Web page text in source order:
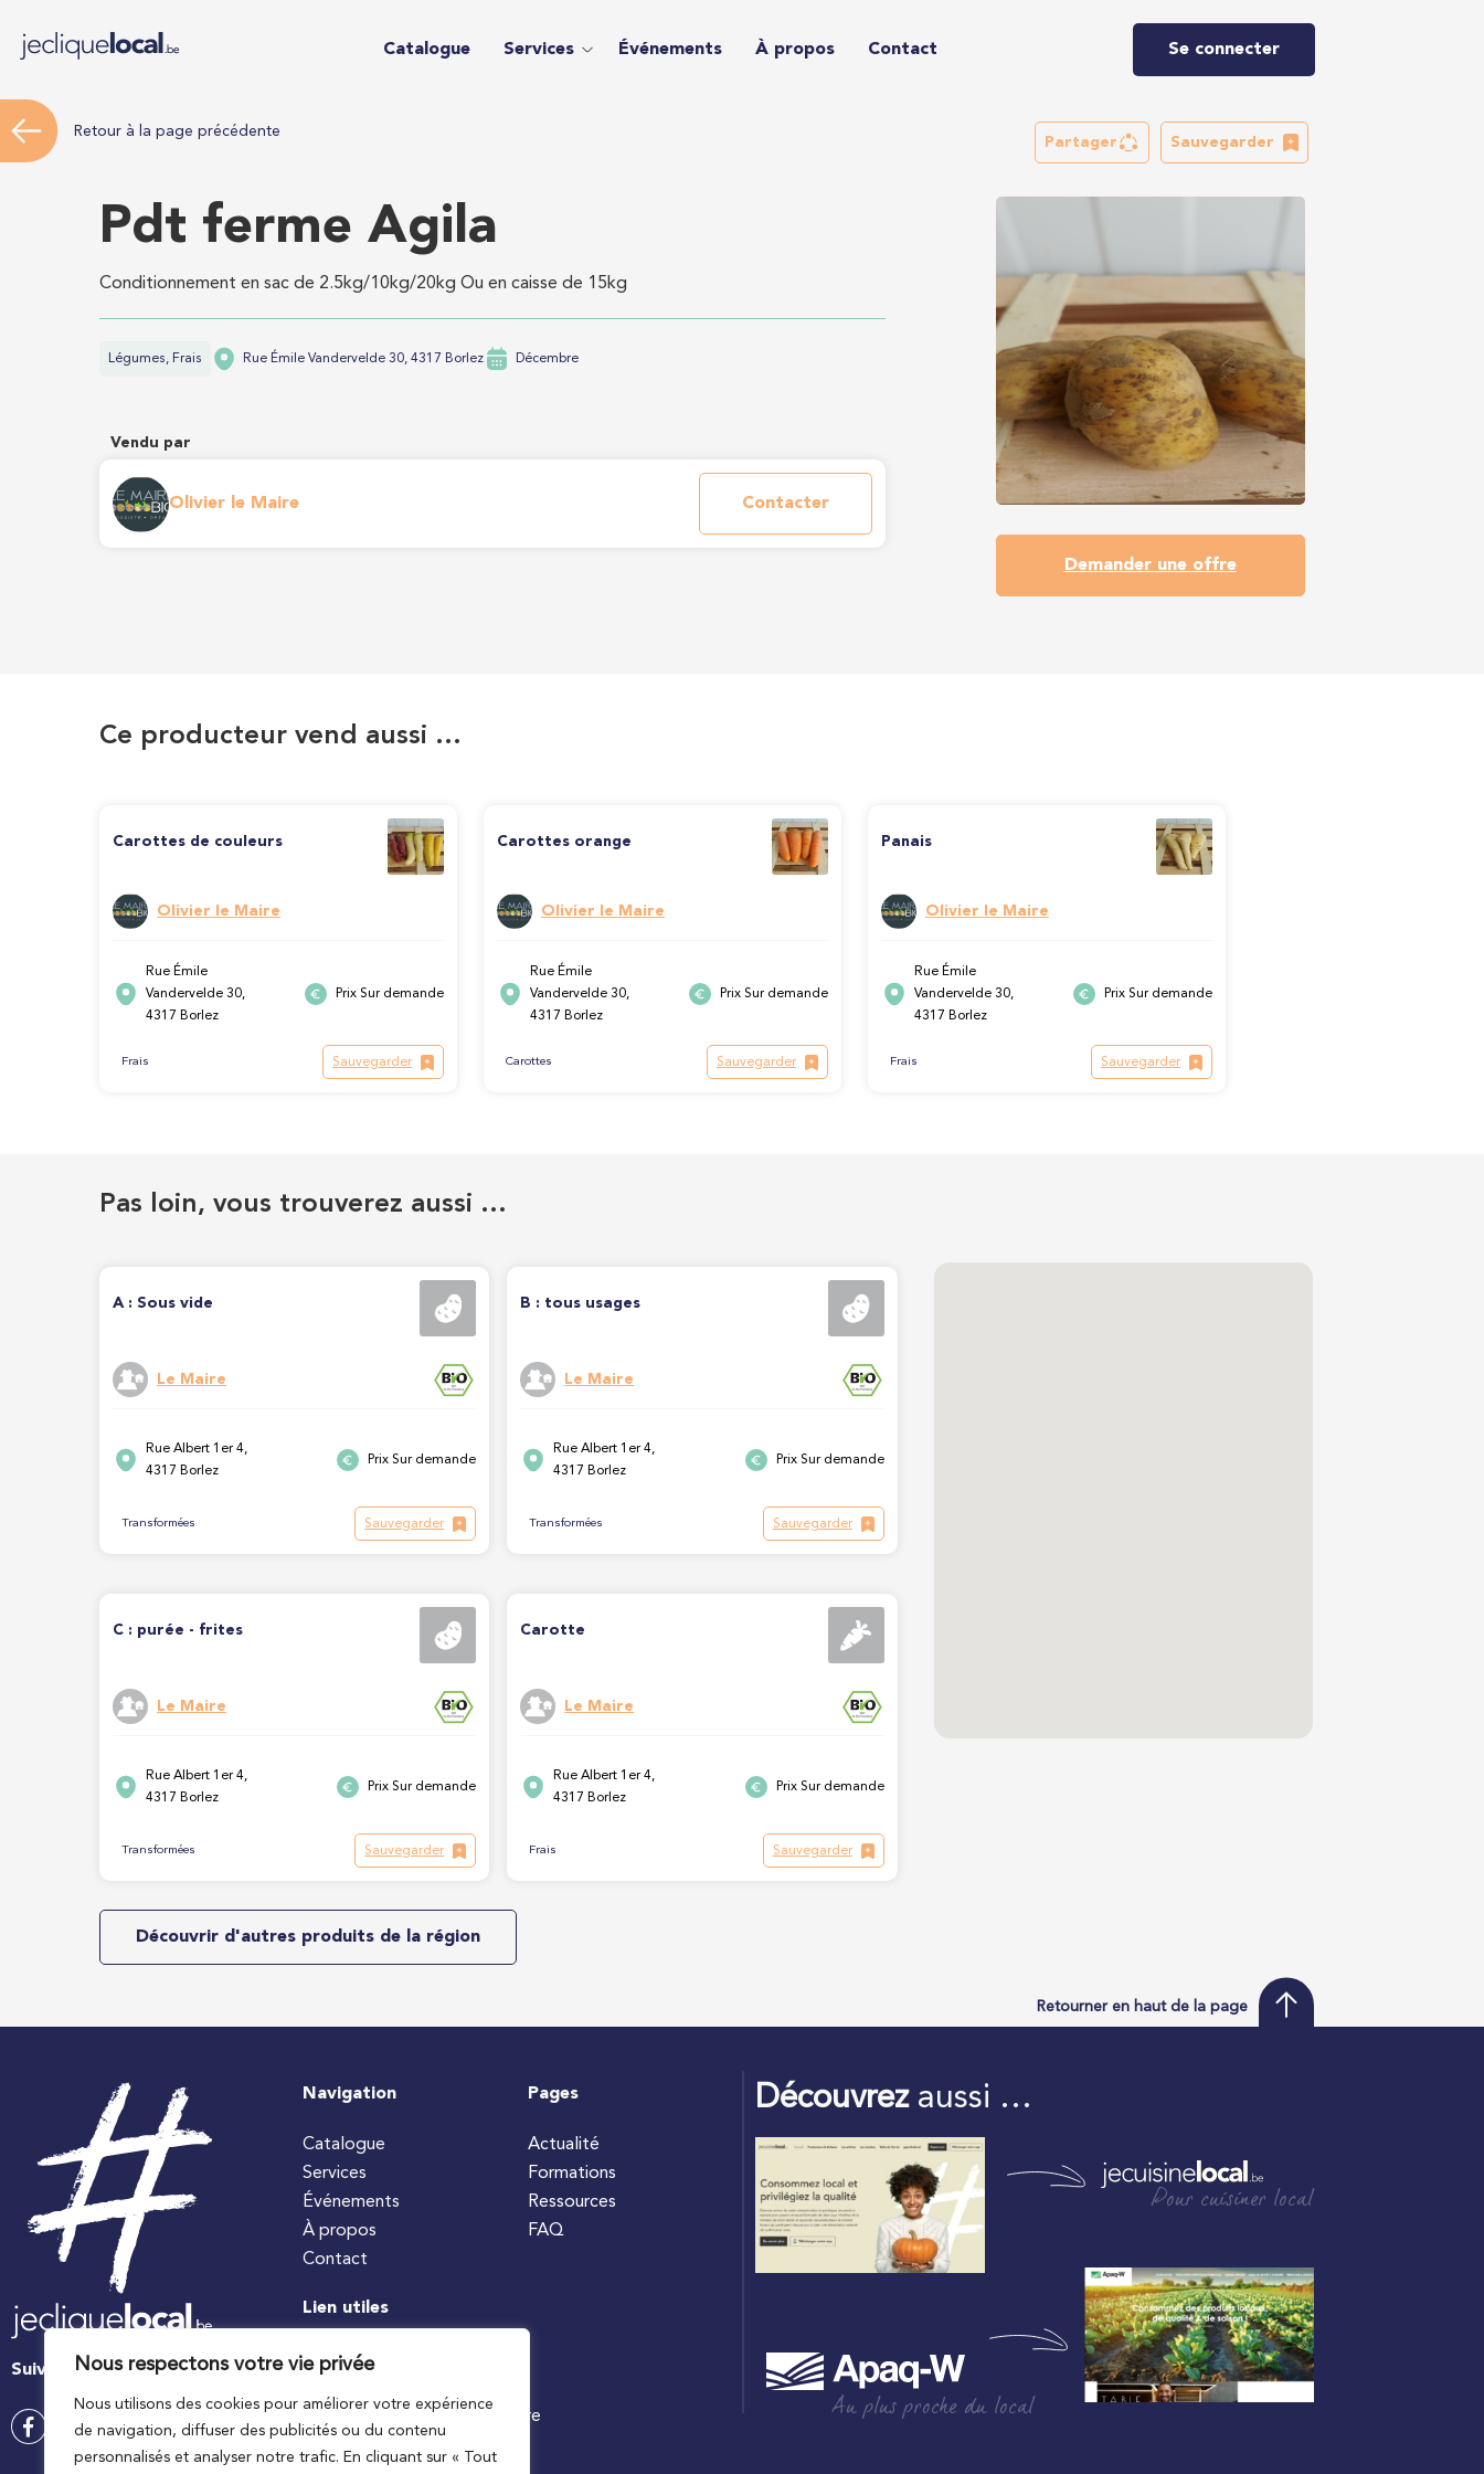
Nous respectons votre vie privée
Nous utilisons des cookies pour améliorer votre expérience
de navigation, diffuser des publicités ou du contenu
personnalisés et analyser notre trafic. En cliquant sur « Tout
Catalogue Services Événements À propos Contact Se connecter
Retour à la page précédente
Partager Sauvegarder
Pdt ferme Agila
Conditionnement en sac de 2.5kg/10kg/20kg Ou en caisse de 15kg
Légumes, Frais Rue Émile Vandervelde 30, 4317 Borlez Décembre
Vendu par
Olivier le Maire Contacter
Demander une offre
Ce producteur vend aussi …
Carottes de couleurs
Olivier le Maire
Rue Émile
Vandervelde 30,
4317 Borlez
Prix Sur demande
Frais Sauvegarder
Carottes orange
Olivier le Maire
Rue Émile
Vandervelde 30,
4317 Borlez
Prix Sur demande
Carottes Sauvegarder
Panais
Olivier le Maire
Rue Émile
Vandervelde 30,
4317 Borlez
Prix Sur demande
Frais Sauvegarder
Pas loin, vous trouverez aussi …
A : Sous vide
Le Maire
Rue Albert 1er 4,
4317 Borlez
Prix Sur demande
Transformées Sauvegarder
B : tous usages
Le Maire
Rue Albert 1er 4,
4317 Borlez
Prix Sur demande
Transformées Sauvegarder
C : purée - frites
Le Maire
Rue Albert 1er 4,
4317 Borlez
Prix Sur demande
Transformées Sauvegarder
Carotte
Le Maire
Rue Albert 1er 4,
4317 Borlez
Prix Sur demande
Frais Sauvegarder
Découvrir d'autres produits de la région
Retourner en haut de la page
Suivez-nous
Navigation
Catalogue
Services
Événements
À propos
Contact
Pages
Actualité
Formations
Ressources
FAQ
Lien utiles
#jecuisinelocal
Ministre wallon de l’agriculture
Découvrezaussi …
Pour cuisiner local
Au plus proche du local